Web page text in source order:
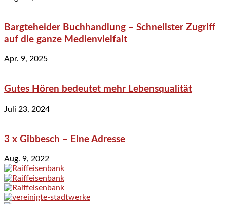
Bargteheider Buchhandlung – Schnellster Zugriff
auf die ganze Medienvielfalt
Apr. 9, 2025
Gutes Hören bedeutet mehr Lebensqualität
Juli 23, 2024
3 x Gibbesch – Eine Adresse
Aug. 9, 2022